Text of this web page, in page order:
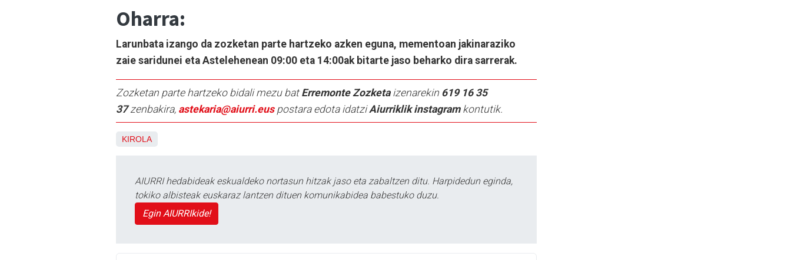
Oharra:
Larunbata izango da zozketan parte hartzeko azken eguna, mementoan jakinaraziko
zaie saridunei eta Astelehenean 09:00 eta 14:00ak bitarte jaso beharko dira sarrerak.
Zozketan parte hartzeko bidali mezu bat Erremonte Zozketaizenarekin 619 16 35
37zenbakira, astekaria@aiurri.euspostara edota idatziAiurriklik instagramkontutik.
KIROLA
AIURRI hedabideak eskualdeko nortasun hitzak jaso eta zabaltzen ditu. Harpidedun eginda,
tokiko albisteak euskaraz lantzen dituen komunikabidea babestuko duzu.
Egin AIURRIkide!